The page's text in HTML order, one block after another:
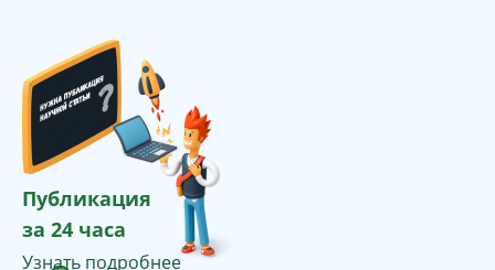
Публикация
за 24 часа
Узнать подробнее